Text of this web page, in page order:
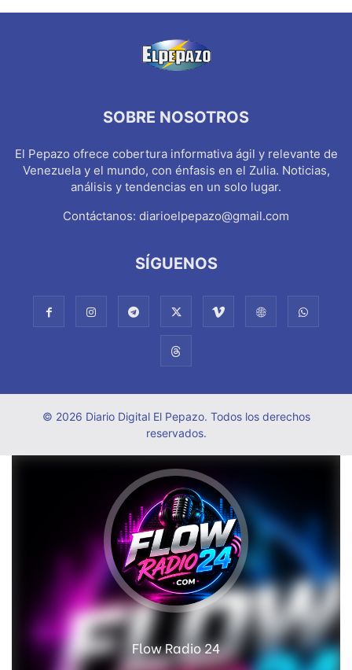
SOBRE NOSOTROS
El Pepazo ofrece cobertura informativa ágil y relevante de
Venezuela y el mundo, con énfasis en el Zulia. Noticias,
análisis y tendencias en un solo lugar.
Contáctanos: diarioelpepazo@gmail.com
SÍGUENOS
© 2026 Diario Digital El Pepazo. Todos los derechos
reservados.